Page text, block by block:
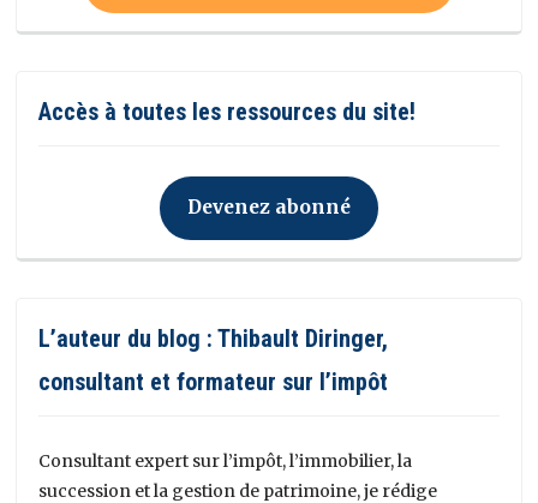
Accès à toutes les ressources du site!
Devenez abonné
L’auteur du blog : Thibault Diringer,
consultant et formateur sur l’impôt
Consultant expert sur l’impôt, l’immobilier, la
succession et la gestion de patrimoine, je rédige